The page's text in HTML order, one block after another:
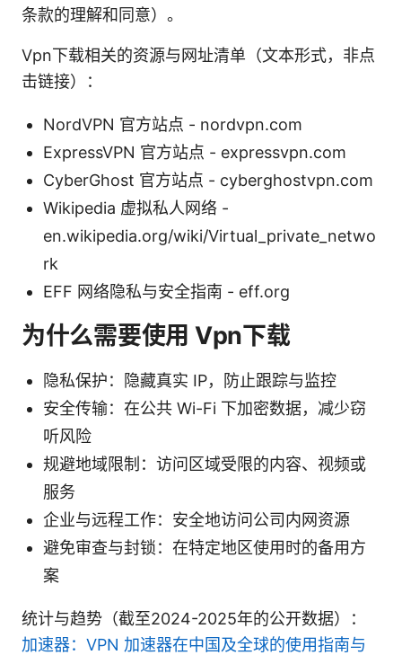
条款的理解和同意）。
Vpn下载相关的资源与网址清单（文本形式，非点
击链接）：
NordVPN 官方站点 - nordvpn.com
ExpressVPN 官方站点 - expressvpn.com
CyberGhost 官方站点 - cyberghostvpn.com
Wikipedia 虚拟私人网络 -
en.wikipedia.org/wiki/Virtual_private_netwo
rk
EFF 网络隐私与安全指南 - eff.org
为什么需要使用 Vpn下载
隐私保护：隐藏真实 IP，防止跟踪与监控
安全传输：在公共 Wi-Fi 下加密数据，减少窃
听风险
规避地域限制：访问区域受限的内容、视频或
服务
企业与远程工作：安全地访问公司内网资源
避免审查与封锁：在特定地区使用时的备用方
案
统计与趋势（截至2024-2025年的公开数据）：
加速器：VPN 加速器在中国及全球的使用指南与